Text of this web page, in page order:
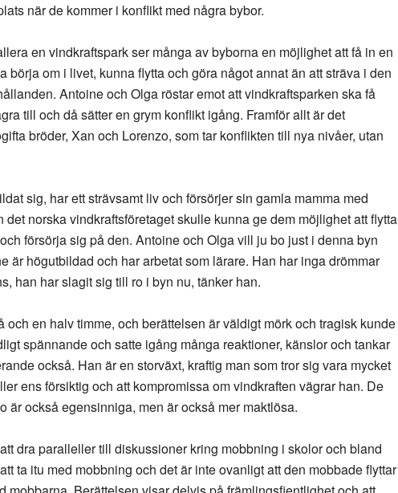
när de kommer i konflikt med några bybor.
en vindkraftspark ser många av byborna en möjlighet att få in en
börja om i livet, kunna flytta och göra något annat än att sträva i den
Antoine och Olga röstar emot att vindkraftsparken ska få
till och då sätter en grym konflikt igång. Framför allt är det
bröder, Xan och Lorenzo, som tar konflikten till nya nivåer, utan
sig, har ett strävsamt liv och försörjer sin gamla mamma med
det norska vindkraftsföretaget skulle kunna ge dem möjlighet att flytta
försörja sig på den. Antoine och Olga vill ju bo just i denna byn
är högutbildad och har arbetat som lärare. Han har inga drömmar
han har slagit sig till ro i byn nu, tänker han.
och en halv timme, och berättelsen är väldigt mörk och tragisk kunde
spännande och satte igång många reaktioner, känslor och tankar
också. Han är en storväxt, kraftig man som tror sig vara mycket
ens försiktig och att kompromissa om vindkraften vägrar han. De
är också egensinniga, men är också mer maktlösa.
dra paralleller till diskussioner kring mobbning i skolor och bland
ta itu med mobbning och det är inte ovanligt att den mobbade flyttar